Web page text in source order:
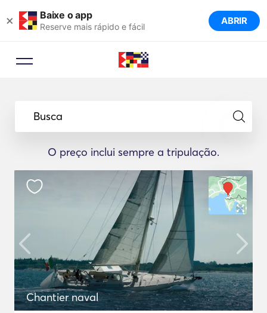
× Baixe o app
Reserve mais rápido e fácil ABRIR
Busca
O preço inclui sempre a tripulação.
Chantier naval